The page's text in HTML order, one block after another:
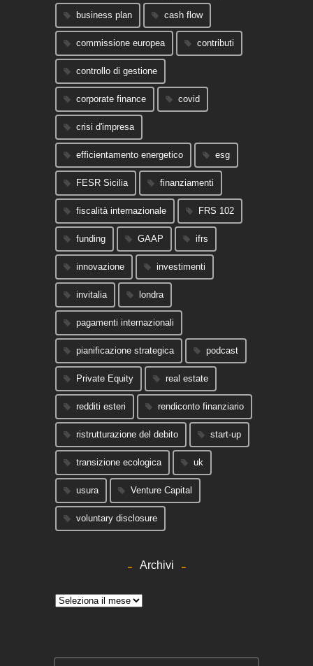
business plan cash flow
commissione europea contributi
controllo di gestione
corporate finance covid
crisi d'impresa
efficientamento energetico esg
FESR Sicilia finanziamenti
fiscalità internazionale FRS 102
funding GAAP ifrs
innovazione investimenti
invitalia londra
pagamenti internazionali
pianificazione strategica podcast
Private Equity real estate
redditi esteri rendiconto finanziario
ristrutturazione del debito start-up
transizione ecologica uk
usura Venture Capital
voluntary disclosure
Archivi
Archivi